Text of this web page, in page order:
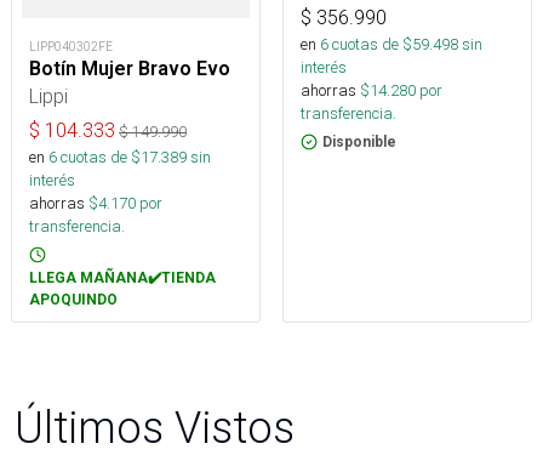
LIPP040302FE
Botín Mujer Bravo Evo
Lippi
$ 104.333 $149.990
en 6cuotas de $17.389sin
interés
ahorras $4.170 por
transferencia.
LLEGA MAÑANA✔️TIENDA
APOQUINDO
$ 356.990
en 6cuotas de $59.498sin
interés
ahorras $14.280 por
transferencia.
Disponible
Últimos Vistos